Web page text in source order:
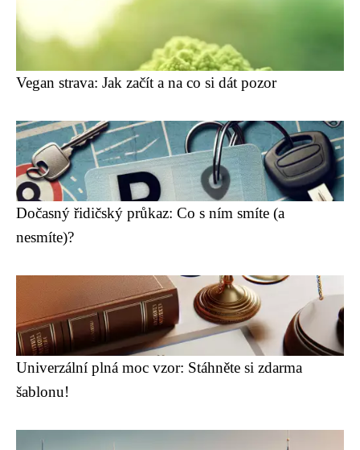
Vegan strava: Jak začít a na co si dát pozor
Dočasný řidičský průkaz: Co s ním smíte (a
nesmíte)?
Univerzální plná moc vzor: Stáhněte si zdarma
šablonu!